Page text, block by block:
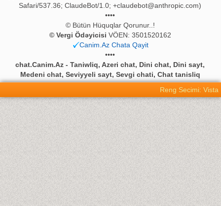
Safari/537.36; ClaudeBot/1.0; +claudebot@anthropic.com)
••••
© Bütün Hüquqlar Qorunur..!
© Vergi Ödəyicisi VÖEN: 3501520162
Canim.Az Chata Qayit
••••
chat.Canim.Az - Taniwliq, Azeri chat, Dini chat, Dini sayt,
Medeni chat, Seviyyeli sayt, Sevgi chati, Chat tanisliq
Reng Secimi: Vista